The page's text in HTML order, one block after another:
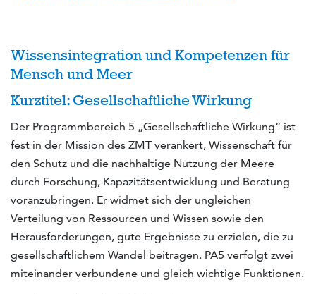
Wissensintegration und Kompetenzen für
Mensch und Meer
Kurztitel: Gesellschaftliche Wirkung
Der Programmbereich 5 „Gesellschaftliche Wirkung“ ist
fest in der Mission des ZMT verankert, Wissenschaft für
den Schutz und die nachhaltige Nutzung der Meere
durch Forschung, Kapazitätsentwicklung und Beratung
voranzubringen. Er widmet sich der ungleichen
Verteilung von Ressourcen und Wissen sowie den
Herausforderungen, gute Ergebnisse zu erzielen, die zu
gesellschaftlichem Wandel beitragen. PA5 verfolgt zwei
miteinander verbundene und gleich wichtige Funktionen.